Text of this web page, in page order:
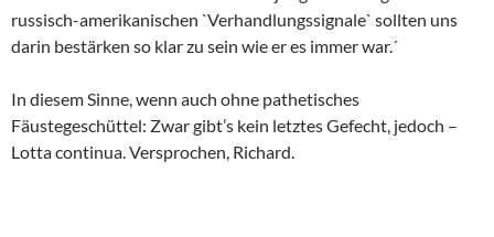
russisch-amerikanischen `Verhandlungssignale` sollten uns
darin bestärken so klar zu sein wie er es immer war.´
In diesem Sinne, wenn auch ohne pathetisches
Fäustegeschüttel: Zwar gibt’s kein letztes Gefecht, jedoch –
Lotta continua. Versprochen, Richard.